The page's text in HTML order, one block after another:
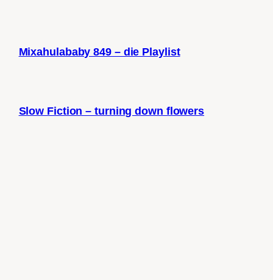
Mixahulababy 849 – die Playlist
Slow Fiction – turning down flowers